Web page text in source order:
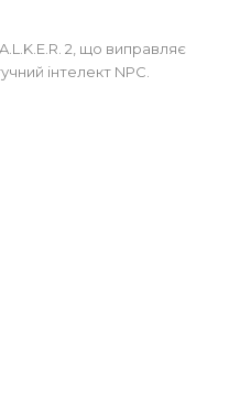
2, що виправляє
інтелект NPC.